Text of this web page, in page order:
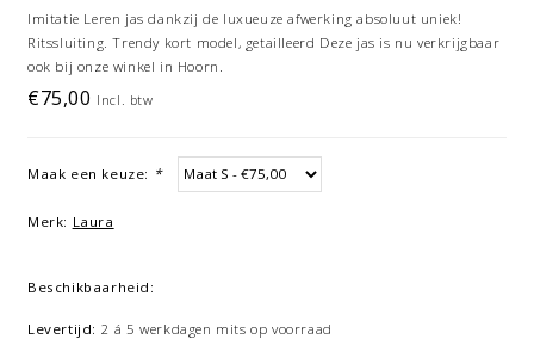
Imitatie Leren jas dankzij de luxueuze afwerking absoluut uniek!
Ritssluiting. Trendy kort model, getailleerd Deze jas is nu verkrijgbaar
ook bij onze winkel in Hoorn.
€75,00 Incl. btw
Maak een keuze: *
Merk: Laura
Beschikbaarheid:
Levertijd: 2 á 5 werkdagen mits op voorraad